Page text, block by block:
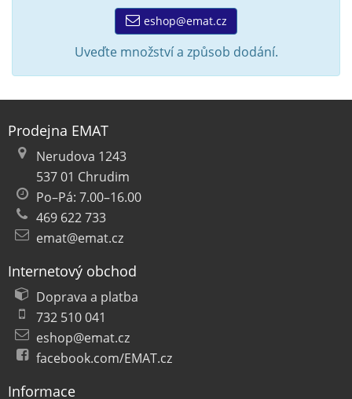
eshop@emat.cz
Uveďte množství a způsob dodání.
Prodejna EMAT
Nerudova 1243
537 01 Chrudim
Po–Pá: 7.00–16.00
469 622 733
emat@emat.cz
Internetový obchod
Doprava a platba
732 510 041
eshop@emat.cz
facebook.com/EMAT.cz
Informace